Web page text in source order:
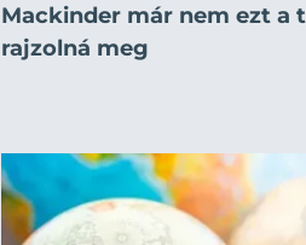
Mackinder már nem ezt a
rajzolná meg